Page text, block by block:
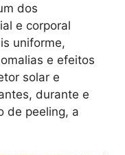
dos
e corporal
uniforme,
e efeitos
solar e
durante e
de peeling, a